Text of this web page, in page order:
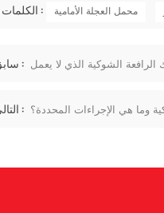
الكلمات : محمل العجلة الأمامية
سابق : الشوكية الذي لا يعمل
التالي : وما هي الإجراءات المحددة؟